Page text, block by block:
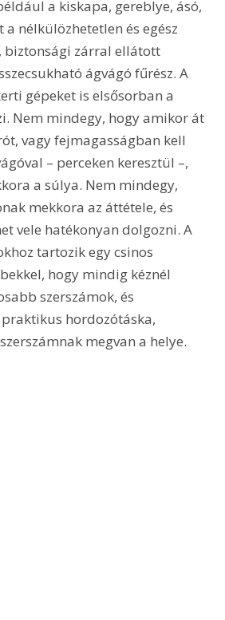
a kiskapa, gereblye, ásó,
nélkülözhetetlen és egész
biztonsági zárral ellátott
ágvágó fűrész. A
gépeket is elsősorban a
Nem mindegy, hogy amikor át
vagy fejmagasságban kell
– perceken keresztül –,
a súlya. Nem mindegy,
mekkora az áttétele, és
vele hatékonyan dolgozni. A
tartozik egy csinos
hogy mindig kéznél
szerszámok, és
hordozótáska,
megvan a helye.